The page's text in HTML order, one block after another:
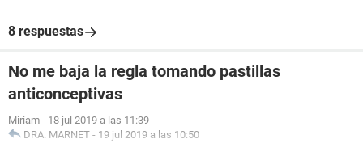
8 respuestas
No me baja la regla tomando pastillas
anticonceptivas
Miriam - 18 jul 2019 a las 11:39
DRA. MARNET - 19 jul 2019 a las 10:50